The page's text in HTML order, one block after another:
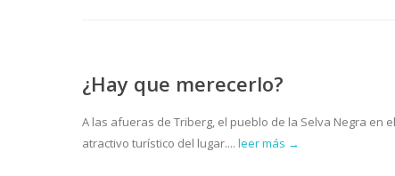
¿Hay que merecerlo?
A las afueras de Triberg, el pueblo de la Selva Negra en
atractivo turístico del lugar.... leer más →